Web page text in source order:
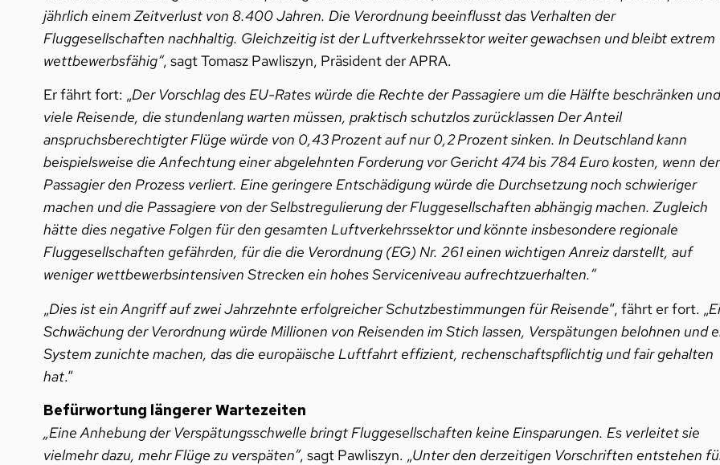
jährlich einem Zeitverlust von 8.400 Jahren. Die Verordnung beeinflusst das Verhalten der
Fluggesellschaften nachhaltig. Gleichzeitig ist der Luftverkehrssektor weiter gewachsen und bleibt extrem
wettbewerbsfähig“, sagt Tomasz Pawliszyn, Präsident der APRA.
Er fährt fort: „Der Vorschlag des EU-Rates würde die Rechte der Passagiere um die Hälfte beschränken und
viele Reisende, die stundenlang warten müssen, praktisch schutzlos zurücklassen Der Anteil
anspruchsberechtigter Flüge würde von 0,43 Prozent auf nur 0,2 Prozent sinken. In Deutschland kann
beispielsweise die Anfechtung einer abgelehnten Forderung vor Gericht 474 bis 784 Euro kosten, wenn der
Passagier den Prozess verliert. Eine geringere Entschädigung würde die Durchsetzung noch schwieriger
machen und die Passagiere von der Selbstregulierung der Fluggesellschaften abhängig machen. Zugleich
hätte dies negative Folgen für den gesamten Luftverkehrssektor und könnte insbesondere regionale
Fluggesellschaften gefährden, für die die Verordnung (EG) Nr. 261 einen wichtigen Anreiz darstellt, auf
weniger wettbewerbsintensiven Strecken ein hohes Serviceniveau aufrechtzuerhalten.“
„Dies ist ein Angriff auf zwei Jahrzehnte erfolgreicher Schutzbestimmungen für Reisende“, fährt er fort. „
Schwächung der Verordnung würde Millionen von Reisenden im Stich lassen, Verspätungen belohnen und
System zunichte machen, das die europäische Luftfahrt effizient, rechenschaftspflichtig und fair gehalten
hat.“
Befürwortung längerer Wartezeiten
„Eine Anhebung der Verspätungsschwelle bringt Fluggesellschaften keine Einsparungen. Es verleitet sie
vielmehr dazu, mehr Flüge zu verspäten“, sagt Pawliszyn. „Unter den derzeitigen Vorschriften entstehen